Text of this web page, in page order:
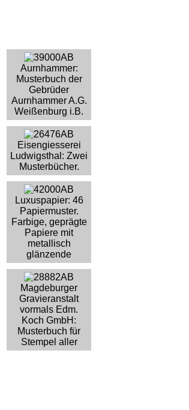
Aurnhammer:
Musterbuch der
Gebrüder
Aurnhammer A.G.
Weißenburg i.B.
Eisengiesserei
Ludwigsthal: Zwei
Musterbücher.
Luxuspapier: 46
Papiermuster.
Farbige, geprägte
Papiere mit
metallisch
glänzende
Magdeburger
Gravieranstalt
vormals Edm.
Koch GmbH:
Musterbuch für
Stempel aller